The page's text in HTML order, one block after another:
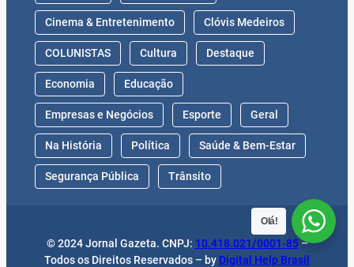
Cinema & Entretenimento Clóvis Medeiros
COLUNISTAS Cultura Destaque
Economia Educação
Empresas e Negócios Esporte Geral
Na História Política Saúde & Bem-Estar
Segurança Pública Trânsito
© 2024 Jornal Gazeta. CNPJ: 10.418.021/0001-85–
Todos os Direitos Reservados – by Digital Help Brasil
Olá!